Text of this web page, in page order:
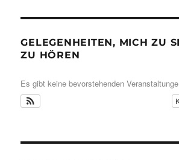
GELEGENHEITEN, MICH ZU
ZU HÖREN
Es gibt keine bevorstehenden